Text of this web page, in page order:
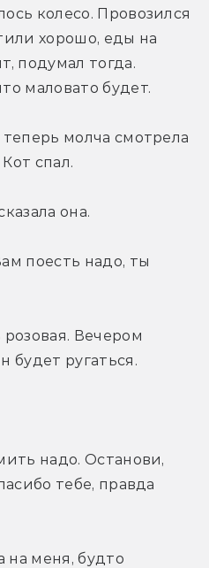
колесо. Провозился
хорошо, еды на
подумал тогда.
маловато будет.
молча смотрела
спал.
она.
поесть надо, ты
Вечером
будет ругаться.
надо. Останови,
тебе, правда
на меня, будто